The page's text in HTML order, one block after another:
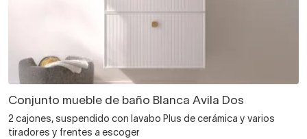
Conjunto mueble de baño Blanca Avila Dos
2 cajones, suspendido con lavabo Plus de cerámica y varios
tiradores y frentes a escoger